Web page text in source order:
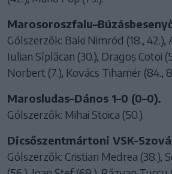
Gólszerzők: Baki Nimród (18., 42.),
Iulian Sîplăcan (30.), Dragoș Cotoi
Norbert (7.), Kovács Tihamér (84.,
Marosludas–Dános 1–0 (0–0).
Gólszerzők: Mihai Stoica (50.).
Dicsőszentmártoni
Gólszerzők: Cristian Medrea (38.),